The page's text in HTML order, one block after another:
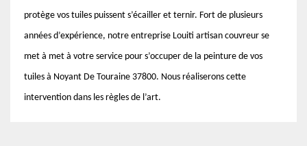
protège vos tuiles puissent s’écailler et ternir. Fort de plusieurs
années d’expérience, notre entreprise Louiti artisan couvreur se
met à met à votre service pour s’occuper de la peinture de vos
tuiles à Noyant De Touraine 37800. Nous réaliserons cette
intervention dans les règles de l’art.